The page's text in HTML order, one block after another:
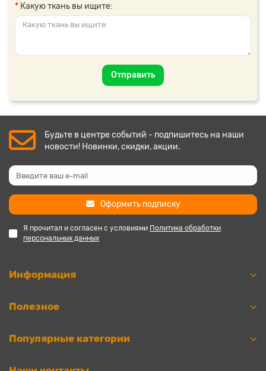
Какую ткань вы ищите:
Отправить
Будьте в центре событий - подпишитесь на наши
новости! Новинки, скидки, акции.
Оформить подписку
Я прочитал и согласен с условиями Политика обработки
персональных данных
Информация
Полезное
Популярные категории